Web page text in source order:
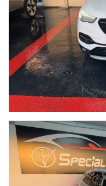
Come raggiungerci:
In auto: Dall'asse
l'uscita Giugliano/
per via pigna 58.
In treno: La
Distanti pochi km
Distanti pochi km dal
Su Google Maps
sul nostro sito trovi tante